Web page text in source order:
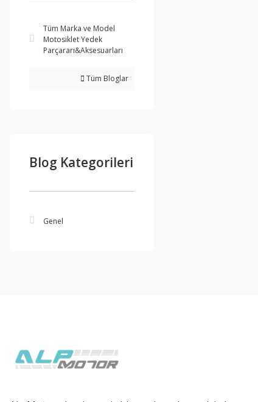
Tüm Marka ve Model
Motosiklet Yedek
Parçararı&Aksesuarları
Tüm Bloglar
Blog Kategorileri
Genel